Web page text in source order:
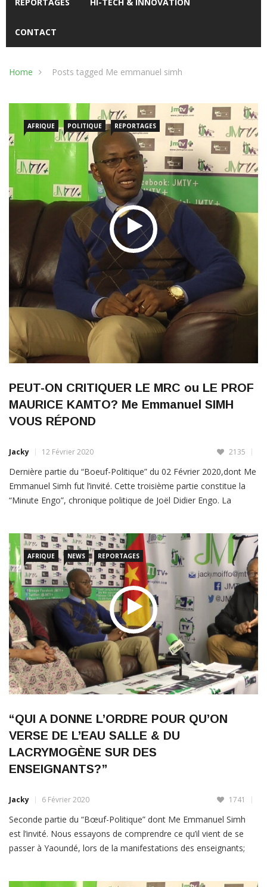
CONTACT
Home Posts tagged Me emmanuel simh
AFRIQUE POLITIQUE REPORTAGES
PEUT-ON CRITIQUER LE MRC ou LE PROF
MAURICE KAMTO? Me Emmanuel SIMH
VOUS RÉPOND
Jacky 12 Février 2020 2135
Dernière partie du “Boeuf-Politique” du 02 Février 2020,dont Me
Emmanuel Simh fut l’invité. Cette troisième partie constitue la
“Minute Engo”, chronique politique de Joël Didier Engo. La
LIRE PLUS
AFRIQUE NEWS REPORTAGES
“QUI A DONNE L’ORDRE POUR QU’ON
VERSE DE L’EAU SALLE & DU
LACRYMOGÈNE SUR DES
ENSEIGNANTS?”
Jacky 6 Février 2020 1741
Seconde partie du “Bœuf-Politique” dont Me Emmanuel Simh
est l’invité. Nous essayons de comprendre ce qu’il vient de se
passer à Yaoundé, lors de la manifestations des enseignants;